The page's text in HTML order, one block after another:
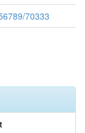
70333